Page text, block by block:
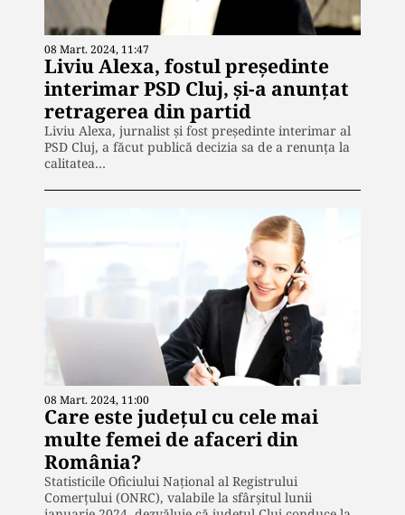
08 Mart. 2024, 11:47
Liviu Alexa, fostul preşedinte
interimar PSD Cluj, și-a anunțat
retragerea din partid
Liviu Alexa, jurnalist și fost președinte interimar al
PSD Cluj, a făcut publică decizia sa de a renunța la
calitatea…
08 Mart. 2024, 11:00
Care este județul cu cele mai
multe femei de afaceri din
România?
Statisticile Oficiului Național al Registrului
Comerțului (ONRC), valabile la sfârșitul lunii